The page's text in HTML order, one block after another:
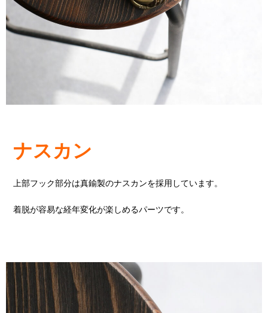
ナスカン
上部フック部分は真鍮製のナスカンを採用しています。
着脱が容易な経年変化が楽しめるパーツです。